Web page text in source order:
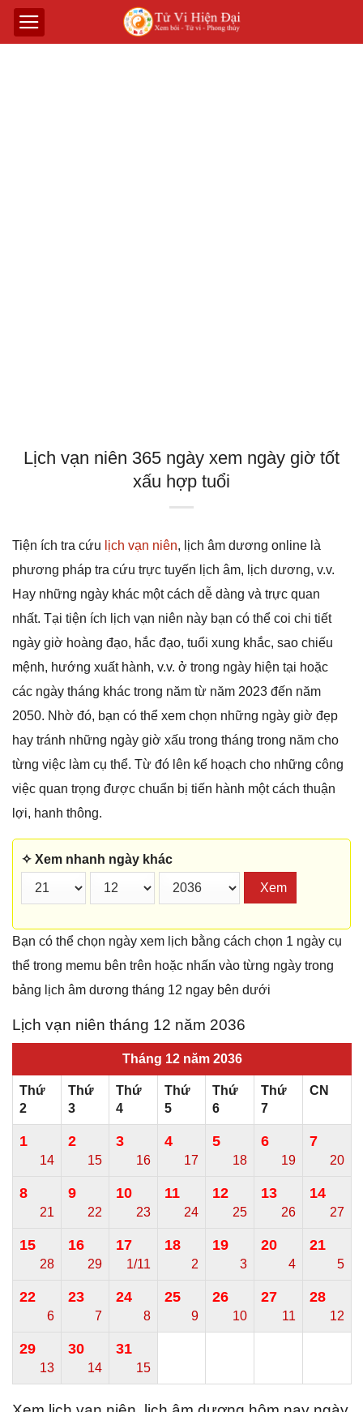
Lịch vạn niên 365 ngày xem ngày giờ tốt
xấu hợp tuổi
Tiện ích tra cứu lịch vạn niên, lịch âm dương online là
phương pháp tra cứu trực tuyến lịch âm, lịch dương, v.v.
Hay những ngày khác một cách dễ dàng và trực quan
nhất. Tại tiện ích lịch vạn niên này bạn có thể coi chi tiết
ngày giờ hoàng đạo, hắc đạo, tuổi xung khắc, sao chiếu
mệnh, hướng xuất hành, v.v. ở trong ngày hiện tại hoặc
các ngày tháng khác trong năm từ năm 2023 đến năm
2050. Nhờ đó, bạn có thể xem chọn những ngày giờ đẹp
hay tránh những ngày giờ xấu trong tháng trong năm cho
từng việc làm cụ thể. Từ đó lên kế hoạch cho những công
việc quan trọng được chuẩn bị tiến hành một cách thuận
lợi, hanh thông.
✧ Xem nhanh ngày khác
Xem
Bạn có thể chọn ngày xem lịch bằng cách chọn 1 ngày cụ
thể trong memu bên trên hoặc nhấn vào từng ngày trong
bảng lịch âm dương tháng 12 ngay bên dưới
Lịch vạn niên tháng 12 năm 2036
Tháng 12 năm 2036
Thứ
2
Thứ
3
Thứ
4
Thứ
5
Thứ
6
Thứ
7
CN
1
14
2
15
3
16
4
17
5
18
6
19
7
20
8
21
9
22
10
23
11
24
12
25
13
26
14
27
15
28
16
29
17
1/11
18
2
19
3
20
4
21
5
22
6
23
7
24
8
25
9
26
10
27
11
28
12
29
13
30
14
31
15